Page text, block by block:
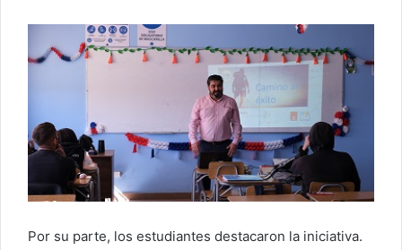
Por su parte, los estudiantes destacaron la iniciativa.